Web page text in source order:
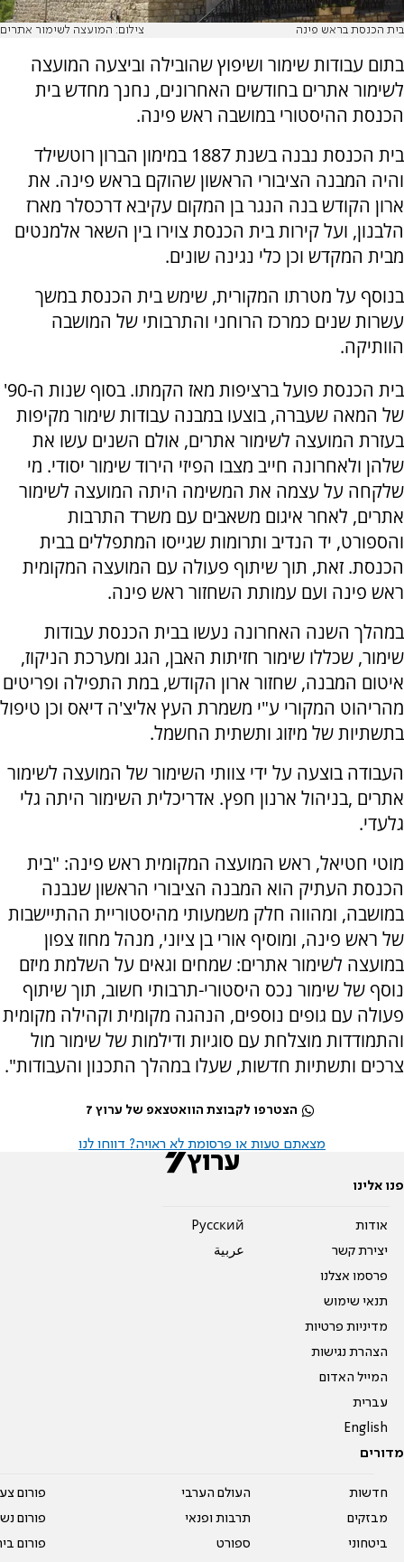
בית הכנסת בראש פינה צילום: המועצה לשימור אתרים
בתום עבודות שימור ושיפוץ שהובילה וביצעה המועצה
לשימור אתרים בחודשים האחרונים, נחנך מחדש בית
הכנסת ההיסטורי במושבה ראש פינה.
בית הכנסת נבנה בשנת 1887 במימון הברון רוטשילד
והיה המבנה הציבורי הראשון שהוקם בראש פינה. את
ארון הקודש בנה הנגר בן המקום עקיבא דרכסלר מארז
הלבנון, ועל קירות בית הכנסת צוירו בין השאר אלמנטים
מבית המקדש וכן כלי נגינה שונים.
בנוסף על מטרתו המקורית, שימש בית הכנסת במשך
עשרות שנים כמרכז הרוחני והתרבותי של המושבה
הוותיקה.
בית הכנסת פועל ברציפות מאז הקמתו. בסוף שנות ה-90'
של המאה שעברה, בוצעו במבנה עבודות שימור מקיפות
בעזרת המועצה לשימור אתרים, אולם השנים עשו את
שלהן ולאחרונה חייב מצבו הפיזי הירוד שימור יסודי. מי
שלקחה על עצמה את המשימה היתה המועצה לשימור
אתרים, לאחר איגום משאבים עם משרד התרבות
והספורט, יד הנדיב ותרומות שגייסו המתפללים בבית
הכנסת. זאת, תוך שיתוף פעולה עם המועצה המקומית
ראש פינה ועם עמותת השחזור ראש פינה.
במהלך השנה האחרונה נעשו בבית הכנסת עבודות
שימור, שכללו שימור חזיתות האבן, הגג ומערכת הניקוז,
איטום המבנה, שחזור ארון הקודש, במת התפילה ופריטים
מהריהוט המקורי ע"י משמרת העץ אליצ'ה דיאס וכן טיפול
בתשתיות של מיזוג ותשתית החשמל.
העבודה בוצעה על ידי צוותי השימור של המועצה לשימור
אתרים ,בניהול ארנון חפץ. אדריכלית השימור היתה גלי
גלעדי.
מוטי חטיאל, ראש המועצה המקומית ראש פינה: "בית
הכנסת העתיק הוא המבנה הציבורי הראשון שנבנה
במושבה, ומהווה חלק משמעותי מהיסטוריית ההתיישבות
של ראש פינה, ומוסיף אורי בן ציוני, מנהל מחוז צפון
במועצה לשימור אתרים: שמחים וגאים על השלמת מיזם
נוסף של שימור נכס היסטורי-תרבותי חשוב, תוך שיתוף
פעולה עם גופים נוספים, הנהגה מקומית וקהילה מקומית
והתמודדות מוצלחת עם סוגיות ודילמות של שימור מול
צרכים ותשתיות חדשות, שעלו במהלך התכנון והעבודות".
הצטרפו לקבוצת הוואטצאפ של ערוץ 7
מצאתם טעות או פרסומת לא ראויה? דווחו לנו
פנו אלינו
אודות
יצירת קשר
פרסמו אצלנו
תנאי שימוש
מדיניות פרטיות
הצהרת נגישות
המייל האדום
עברית
English
Pусский
عربية
מדורים
חדשות
מבזקים
ביטחוני
העולם הערבי
תרבות ופנאי
ספורט
פורום
פורום
פורום